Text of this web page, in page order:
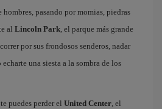
pasando por momias, piedras
al Lincoln Park, el parque más grande
por sus frondosos senderos, nadar
una siesta a la sombra de los
puedes perder el United Center, el